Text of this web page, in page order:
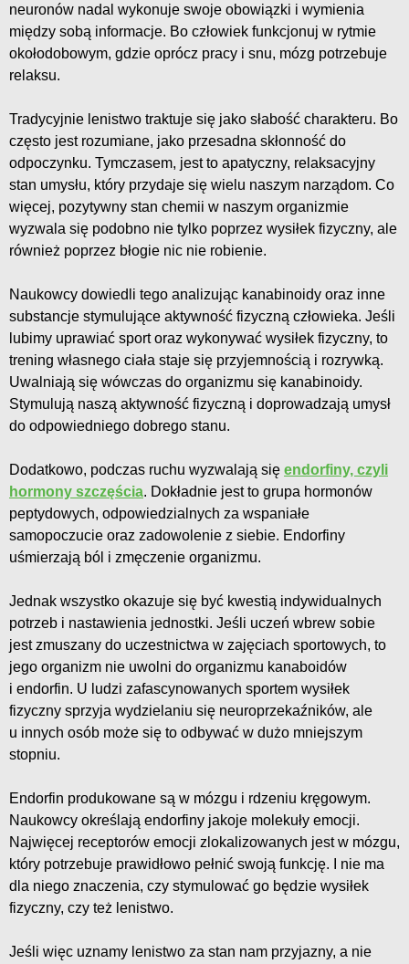
neuronów nadal wykonuje swoje obowiązki i wymienia
między sobą informacje. Bo człowiek funkcjonuj w rytmie
okołodobowym, gdzie oprócz pracy i snu, mózg potrzebuje
relaksu.
Tradycyjnie lenistwo traktuje się jako słabość charakteru. Bo
często jest rozumiane, jako przesadna skłonność do
odpoczynku. Tymczasem, jest to apatyczny, relaksacyjny
stan umysłu, który przydaje się wielu naszym narządom. Co
więcej, pozytywny stan chemii w naszym organizmie
wyzwala się podobno nie tylko poprzez wysiłek fizyczny, ale
również poprzez błogie nic nie robienie.
Naukowcy dowiedli tego analizując kanabinoidy oraz inne
substancje stymulujące aktywność fizyczną człowieka. Jeśli
lubimy uprawiać sport oraz wykonywać wysiłek fizyczny, to
trening własnego ciała staje się przyjemnością i rozrywką.
Uwalniają się wówczas do organizmu się kanabinoidy.
Stymulują naszą aktywność fizyczną i doprowadzają umysł
do odpowiedniego dobrego stanu.
Dodatkowo, podczas ruchu wyzwalają się endorfiny, czyli
hormony szczęścia. Dokładnie jest to grupa hormonów
peptydowych, odpowiedzialnych za wspaniałe
samopoczucie oraz zadowolenie z siebie. Endorfiny
uśmierzają ból i zmęczenie organizmu.
Jednak wszystko okazuje się być kwestią indywidualnych
potrzeb i nastawienia jednostki. Jeśli uczeń wbrew sobie
jest zmuszany do uczestnictwa w zajęciach sportowych, to
jego organizm nie uwolni do organizmu kanaboidów
i endorfin. U ludzi zafascynowanych sportem wysiłek
fizyczny sprzyja wydzielaniu się neuroprzekaźników, ale
u innych osób może się to odbywać w dużo mniejszym
stopniu.
Endorfin produkowane są w mózgu i rdzeniu kręgowym.
Naukowcy określają endorfiny jakoje molekuły emocji.
Najwięcej receptorów emocji zlokalizowanych jest w mózgu,
który potrzebuje prawidłowo pełnić swoją funkcję. I nie ma
dla niego znaczenia, czy stymulować go będzie wysiłek
fizyczny, czy też lenistwo.
Jeśli więc uznamy lenistwo za stan nam przyjazny, a nie